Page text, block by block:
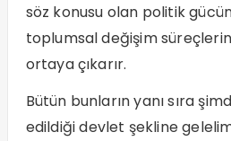
söz konusu olan politik
toplumsal değişim
ortaya çıkarır.
Bütün bunların yanı sıra
edildiği devlet şekline